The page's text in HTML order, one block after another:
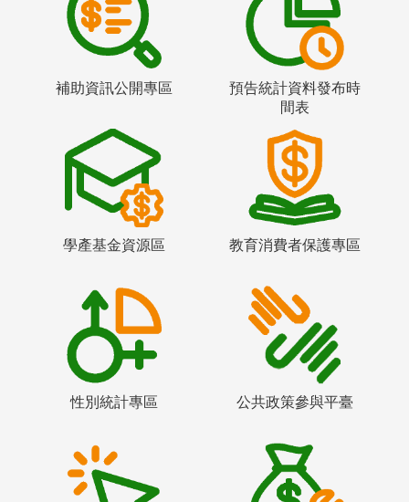
補助資訊公開專區
預告統計資料發布時
間表
學產基金資源區 教育消費者保護專區
性別統計專區 公共政策參與平臺